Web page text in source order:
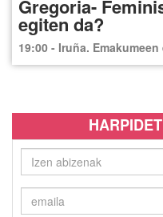
Gregoria-
egiten da?
19:00 - Iruña.